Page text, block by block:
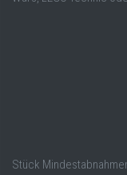
Stück